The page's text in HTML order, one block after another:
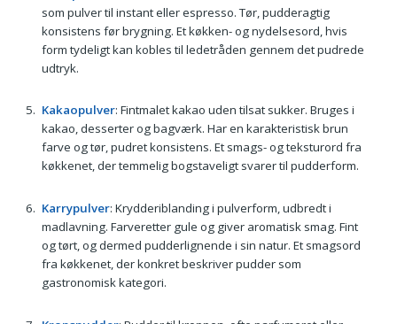
som pulver til instant eller espresso. Tør, pudderagtig
konsistens før brygning. Et køkken- og nydelsesord, hvis
form tydeligt kan kobles til ledetråden gennem det pudrede
udtryk.
Kakaopulver: Fintmalet kakao uden tilsat sukker. Bruges i
kakao, desserter og bagværk. Har en karakteristisk brun
farve og tør, pudret konsistens. Et smags- og teksturord fra
køkkenet, der temmelig bogstaveligt svarer til pudderform.
Karrypulver: Krydderiblanding i pulverform, udbredt i
madlavning. Farveretter gule og giver aromatisk smag. Fint
og tørt, og dermed pudderlignende i sin natur. Et smagsord
fra køkkenet, der konkret beskriver pudder som
gastronomisk kategori.